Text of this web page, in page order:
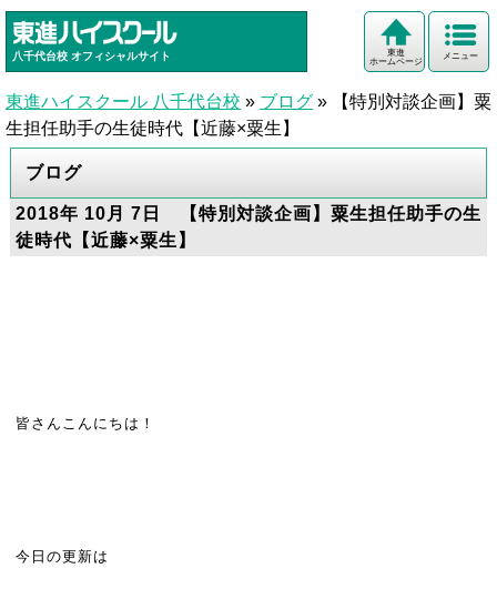
八千代台校 オフィシャルサイト メニュー
東進
ホームページ
東進ハイスクール 八千代台校 » ブログ »
【特別対談企画】粟
生担任助手の生徒時代【近藤×粟生】
ブログ
2018年 10月 7日 【特別対談企画】粟生担任助手の生
徒時代【近藤×粟生】
皆さんこんにちは！
今日の更新は